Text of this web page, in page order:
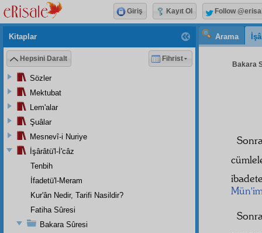
Arama
Bakara
Kitaplar
Hepsini Daralt Fihrist
Sözler
Mektubat
Lem'alar
Şuâlar
Mesnevî-i Nuriye
İşârâtü'l-İ'câz
Tenbih
İfadetü'l-Meram
Kur'ân Nedir, Tarifi Nasildir?
Fatiha Sûresi
Bakara Sûresi
Giriş Kayıt Ol Follow